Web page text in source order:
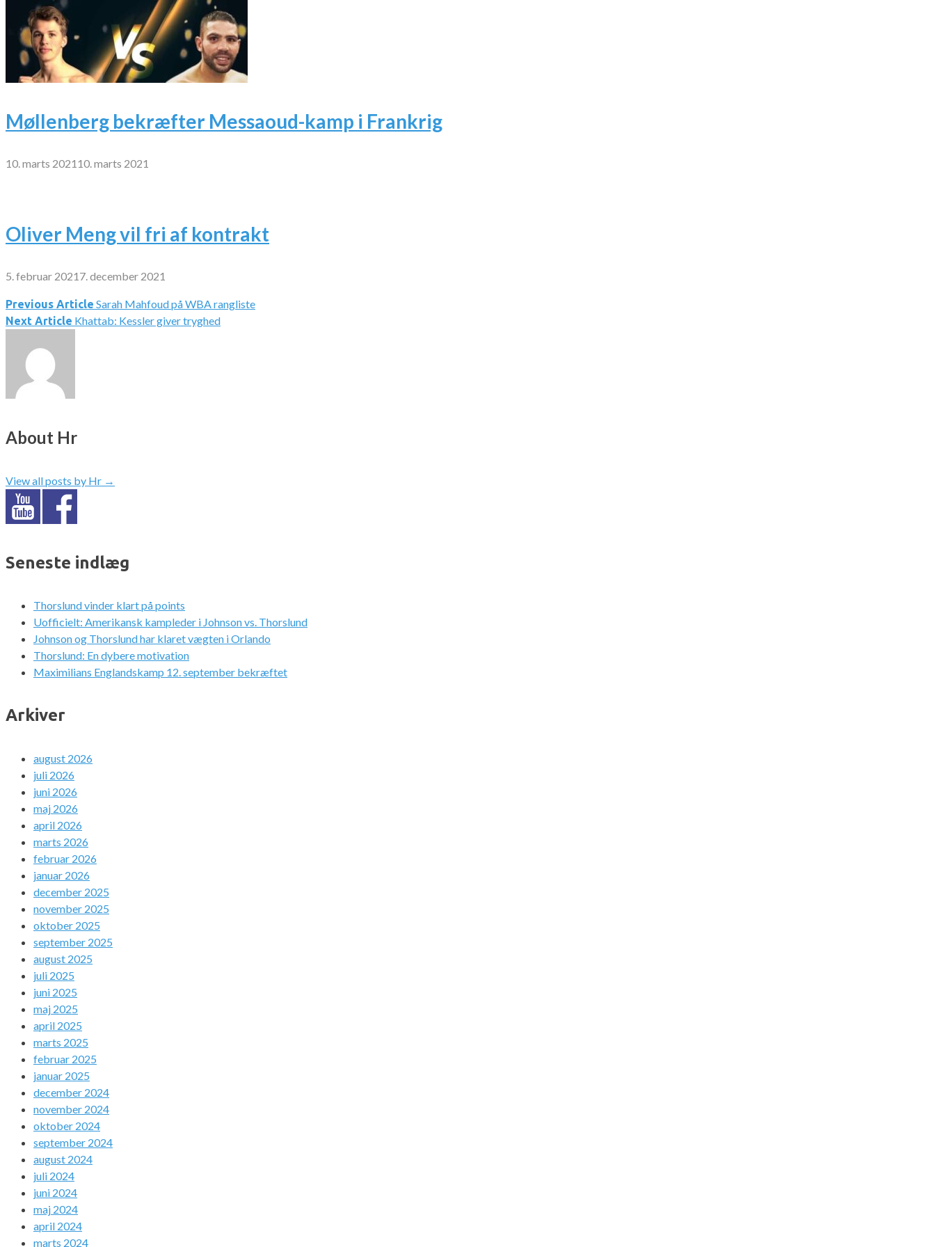
Møllenberg bekræfter Messaoud-kamp i Frankrig
10. marts 2021 10. marts 2021
Oliver Meng vil fri af kontrakt
5. februar 2021 7. december 2021
Indlægsnavigation
Previous Article Sarah Mahfoud på WBA rangliste
Next Article Khattab: Kessler giver tryghed
About Hr
View all posts by Hr →
Seneste indlæg
Thorslund vinder klart på points
Uofficielt: Amerikansk kampleder i Johnson vs. Thorslund
Johnson og Thorslund har klaret vægten i Orlando
Thorslund: En dybere motivation
Maximilians Englandskamp 12. september bekræftet
Arkiver
august 2026
juli 2026
juni 2026
maj 2026
april 2026
marts 2026
februar 2026
januar 2026
december 2025
november 2025
oktober 2025
september 2025
august 2025
juli 2025
juni 2025
maj 2025
april 2025
marts 2025
februar 2025
januar 2025
december 2024
november 2024
oktober 2024
september 2024
august 2024
juli 2024
juni 2024
maj 2024
april 2024
marts 2024